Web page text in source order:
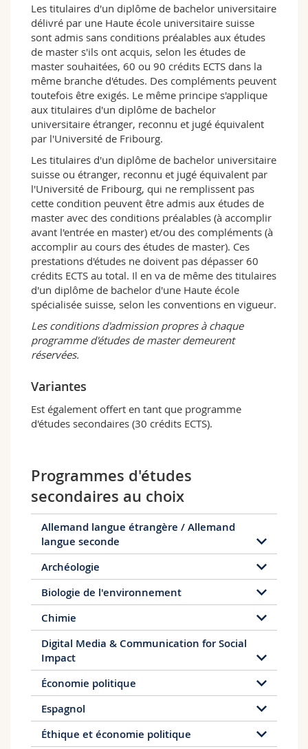
l'enseignement au gymnase/collège/lycée.
Les étudiantes et étudiants sont aussi invités à
suivre les activités de recherche et de
vulgarisation organisées par le Département:
colloques, conférences, concerts et opéras
commentés, Ciné-club, etc.
Objectifs de formation et débouchés
Un aperçu des perspectives professionnelles
Enseignement (gymnase/collège/lycée;
Hautes Écoles de Musique, branche histoire
de la musique);
Journalisme et médiation culturelle (radio;
presse écrite; télévision; internet;
institutions musicales et culturelles);
Gestion et conservation des sources
musicales et audiovisuelles (archives
musicales; bibliothèques musicales et
collections musicales des bibliothèques
généralistes; collections musicales des
musées historiques; musées spécialisés;
archives sonores; Répertoire International
(sociétés de concerts; orchestres; festivals;
organisations soutenant la musique, par ex.
SUISA ou ProHelvetia);
discographiques);
Carrière musicale ou scénique (en
de Musique);
Recherche et carrière académique (Fonds
National Suisse; Universités; Hautes Écoles
de Musique; institutions internationales).
Les titulaires d'un diplôme de bachelor universitaire
délivré par une Haute école universitaire suisse
sont admis sans conditions préalables aux études
de master s'ils ont acquis, selon les études de
master souhaitées, 60 ou 90 crédits ECTS dans la
même branche d'études. Des compléments peuvent
toutefois être exigés. Le même principe s'applique
aux titulaires d'un diplôme de bachelor
universitaire étranger, reconnu et jugé équivalent
par l'Université de Fribourg.
Les titulaires d'un diplôme de bachelor universitaire
suisse ou étranger, reconnu et jugé équivalent par
l'Université de Fribourg, qui ne remplissent pas
cette condition peuvent être admis aux études de
master avec des conditions préalables (à accomplir
avant l'entrée en master) et/ou des compléments (à
accomplir au cours des études de master). Ces
prestations d'études ne doivent pas dépasser 60
crédits ECTS au total. Il en va de même des titulaires
d'un diplôme de bachelor d'une Haute école
spécialisée suisse, selon les conventions en vigueur.
Les conditions d'admission propres à chaque
programme d'études de master demeurent
réservées.
Variantes
Est également offert en tant que programme
d'études secondaires (30 crédits ECTS).
Programmes d'études
secondaires au choix
Allemand langue étrangère / Allemand
langue seconde
Archéologie
Biologie de l'environnement
Chimie
Digital Media & Communication for Social
Impact
Économie politique
Espagnol
Éthique et économie politique